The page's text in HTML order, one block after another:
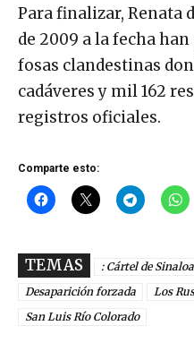
Para finalizar, Renata
de 2009 a la fecha
fosas clandestinas
cadáveres y mil 162
registros oficiales.
Comparte esto:
TEMAS : Cártel de Sinaloa
Desaparición forzada
Los
San Luis Río Colorado